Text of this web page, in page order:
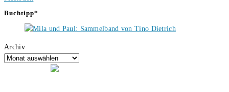
Buchtipp*
Archiv